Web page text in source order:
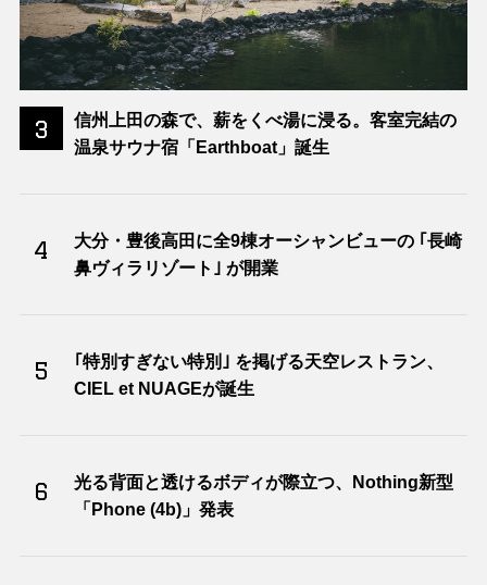
3
信州上田の森で、薪をくべ湯に浸る。客室完結の
温泉サウナ宿「Earthboat」誕生
4
大分・豊後高田に全9棟オーシャンビューの ｢長崎
鼻ヴィラリゾート｣ が開業
5
｢特別すぎない特別｣ を掲げる天空レストラン、
CIEL et NUAGEが誕生
6
光る背面と透けるボディが際立つ、Nothing新型
「Phone (4b)」発表